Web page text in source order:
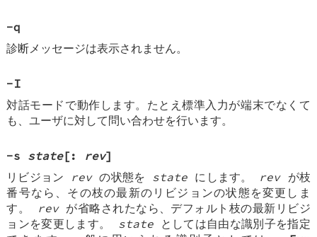
-q
診断メッセージは表示されません。
-I
対話モードで動作します。たとえ標準入力が端末でなくて
も、ユーザに対して問い合わせを行います。
-s state[: rev]
リビジョン revの状態を state にします。 revが枝
番号なら、その枝の最新のリビジョンの状態を変更しま
す。
revが省略されたなら、デフォルト枝の最新リビジ
ョンを変更します。 stateとしては自由な識別子を指定